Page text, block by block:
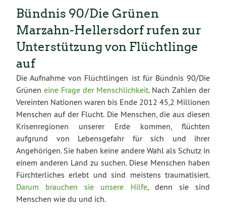
Bündnis 90/Die Grünen
Marzahn-Hellersdorf rufen zur
Unterstützung von Flüchtlinge
auf
Die Aufnahme von Flüchtlingen ist für Bündnis 90/Die
Grünen eine Frage der Menschlichkeit. Nach Zahlen der
Vereinten Nationen waren bis Ende 2012 45,2 Millionen
Menschen auf der Flucht. Die Menschen, die aus diesen
Krisenregionen unserer Erde kommen, flüchten
aufgrund von Lebensgefahr für sich und ihrer
Angehörigen. Sie haben keine andere Wahl als Schutz in
einem anderen Land zu suchen. Diese Menschen haben
Fürchterliches erlebt und sind meistens traumatisiert.
Darum brauchen sie unsere Hilfe, denn sie sind
Menschen wie du und ich.